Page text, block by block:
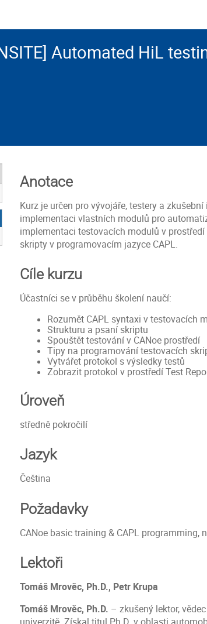
Automated HiL
Anotace
Kurz je určen pro vývojáře, testery a
implementaci vlastních modulů pro
implementaci testovacích modulů v
skripty v programovacím jazyce CAPL.
Cíle kurzu
Účastníci se v průběhu školení naučí:
Rozumět CAPL syntaxi v testovacích
Strukturu a psaní skriptu
Spouštět testování v CANoe prostředí
Tipy na programování testovacích
Vytvářet protokol s výsledky testů
Zobrazit protokol v prostředí Test
Úroveň
středně pokročilí
Jazyk
Čeština
Požadavky
CANoe basic training & CAPL
Lektoři
Tomáš Mrověc, Ph.D., Petr Krupa
Tomáš Mrověc, Ph.D. – zkušený lektor,